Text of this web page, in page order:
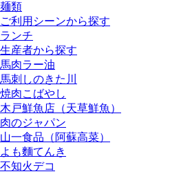
麺類
ご利用シーンから探す
ランチ
生産者から探す
馬肉ラー油
馬刺しのきた川
焼肉こばやし
木戸鮮魚店（天草鮮魚）
肉のジャパン
山一食品（阿蘇高菜）
よも麵てんき
不知火デコ